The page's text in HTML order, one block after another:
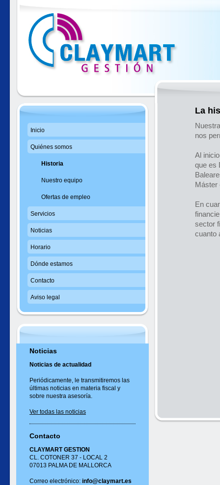
La
nos
Al
que es
Máster
En
sector
cuanto
Inicio
Quiénes somos
Historia
Nuestro equipo
Ofertas de empleo
Servicios
Noticias
Horario
Dónde estamos
Contacto
Aviso legal
Noticias
Noticias de actualidad
Periódicamente, le transmitiremos las
últimas noticias en materia fiscal y
sobre nuestra asesoría.
Ver todas las noticias
Contacto
CLAYMART GESTION
CL. COTONER 37 - LOCAL 2
07013 PALMA DE MALLORCA
Correo electrónico: info@claymart.es